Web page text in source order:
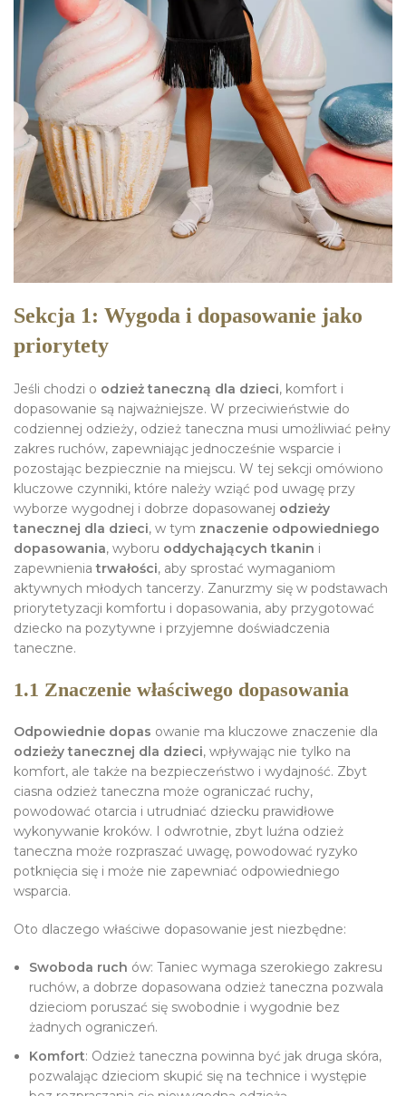
Sekcja 1: Wygoda i dopasowanie jako
priorytety
Jeśli chodzi o odzież taneczną dla dzieci, komfort i
dopasowanie są najważniejsze. W przeciwieństwie do
codziennej odzieży, odzież taneczna musi umożliwiać pełny
zakres ruchów, zapewniając jednocześnie wsparcie i
pozostając bezpiecznie na miejscu. W tej sekcji omówiono
kluczowe czynniki, które należy wziąć pod uwagę przy
wyborze wygodnej i dobrze dopasowanej odzieży
tanecznej dla dzieci, w tym znaczenie odpowiedniego
dopasowania, wyboru oddychających tkanin i
zapewnieniatrwałości, aby sprostać wymaganiom
aktywnych młodych tancerzy. Zanurzmy się w podstawach
priorytetyzacji komfortu i dopasowania, aby przygotować
dziecko na pozytywne i przyjemne doświadczenia
taneczne.
1.1 Znaczenie właściwego dopasowania
Odpowiednie dopas owanie ma kluczowe znaczenie dla
odzieży tanecznej dla dzieci, wpływając nie tylko na
komfort, ale także na bezpieczeństwo i wydajność. Zbyt
ciasna odzież taneczna może ograniczać ruchy,
powodować otarcia i utrudniać dziecku prawidłowe
wykonywanie kroków. I odwrotnie, zbyt luźna odzież
taneczna może rozpraszać uwagę, powodować ryzyko
potknięcia się i może nie zapewniać odpowiedniego
wsparcia.
Oto dlaczego właściwe dopasowanie jest niezbędne:
Swoboda ruch ów: Taniec wymaga szerokiego zakresu
ruchów, a dobrze dopasowana odzież taneczna pozwala
dzieciom poruszać się swobodnie i wygodnie bez
żadnych ograniczeń.
Komfort: Odzież taneczna powinna być jak druga skóra,
pozwalając dzieciom skupić się na technice i występie